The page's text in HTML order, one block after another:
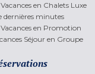
en Chalets Luxe
dernières minutes
en Promotion
Séjour en Groupe